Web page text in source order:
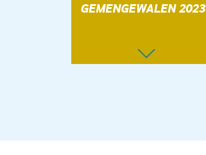
GEMENGEWALEN 2023